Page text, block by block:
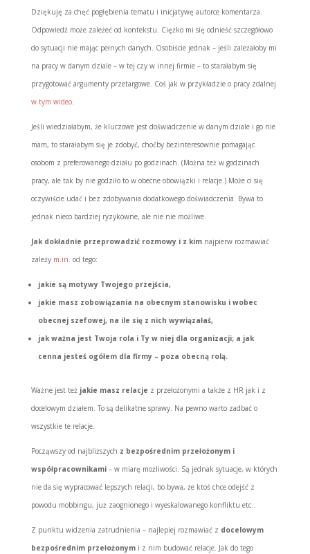
Dziękuję za chęć pogłębienia tematu i inicjatywę autorce komentarza.
Odpowiedź może zależeć od kontekstu. Ciężko mi się odnieść szczegółowo
do sytuacji nie mając pełnych danych. Osobiście jednak – jeśli zależałoby mi
na pracy w danym dziale – w tej czy w innej firmie – to starałabym się
przygotować argumenty przetargowe. Coś jak w przykładzie o pracy zdalnej
w tym wideo.
Jeśli wiedziałabym, że kluczowe jest doświadczenie w danym dziale i go nie
mam, to starałabym się je zdobyć, choćby bezinteresownie pomagając
osobom z preferowanego działu po godzinach. (Można też w godzinach
pracy, ale tak by nie godziło to w obecne obowiązki i relacje.) Może ci się
oczywiście udać i bez zdobywania dodatkowego doświadczenia. Bywa to
jednak nieco bardziej ryzykowne, ale nie nie możliwe.
Jak dokładnie przeprowadzić rozmowy i z kimnajpierw rozmawiać
zależy m.in. od tego:
jakie są motywy Twojego przejścia,
jakie masz zobowiązania na obecnym stanowisku i wobec
obecnej szefowej, na ile się z nich wywiązałaś,
jak ważna jest Twoja rola i Ty w niej dla organizacji; a jak
cenna jesteś ogółem dla firmy – poza obecną rolą.
Ważne jest teżjakie masz relacje z przełożonymi a także z HR jak i z
docelowym działem. To są delikatne sprawy. Na pewno warto zadbać o
wszystkie te relacje.
Począwszy od najbliższych z bezpośrednim przełożonym i
współpracownikami– w miarę możliwości. Są jednak sytuacje, w których
nie da się wypracować lepszych relacji, bo bywa, że ktoś chce odejść z
powodu mobbingu, już zaognionego i wyeskalowanego konfliktu etc..
Z punktu widzenia zatrudnienia – najlepiej rozmawiać z docelowym
bezpośrednim przełożonymi z nim budować relacje. Jak do tego